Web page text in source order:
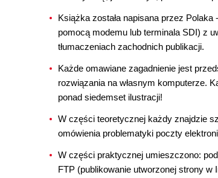
Książka została napisana przez
pomocą modemu lub terminala SDI) z
tłumaczeniach zachodnich publikacji.
Każde omawiane zagadnienie jest
rozwiązania na własnym komputerze.
ponad siedemset ilustracji!
W części teoretycznej każdy znajdzie
omówienia problematyki poczty
W części praktycznej umieszczono:
FTP (publikowanie utworzonej strony